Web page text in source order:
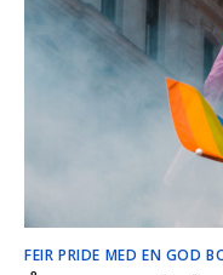
FEIR PRIDE MED EN GOD